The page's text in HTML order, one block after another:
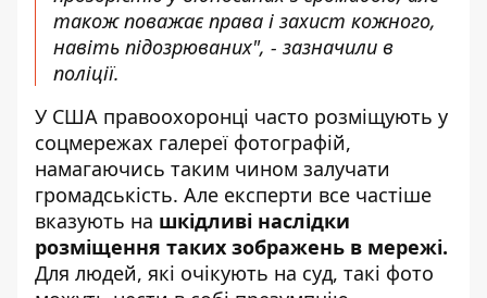
також поважає права і захист кожного,
навіть підозрюваних", - зазначили в
поліції.
У США правоохоронці часто розміщують у
соцмережах галереї фотографій,
намагаючись таким чином залучати
громадськість. Але експерти все частіше
вказують на шкідливі наслідки
розміщення таких зображень в мережі.
Для людей, які очікують на суд, такі фото